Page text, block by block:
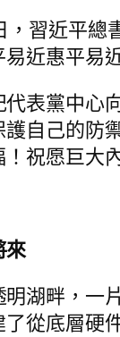
，習近平總
近惠平易
表黨中心
自己的防
祝愿巨大
來
湖畔，一
從底層硬